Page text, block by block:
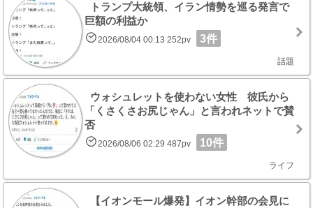
トランプ大統領、イラン情勢を巡る発言で
巨額の利益か
2026/08/04 00:13 252pv 3件
話題
ウォシュレットを使わない女性 彼氏から
「くさくさお尻じゃん」と言われネットで賛
否
2026/08/06 02:29 487pv 10件
ライフ
【イオンモール爆発】イオン幹部の会見に